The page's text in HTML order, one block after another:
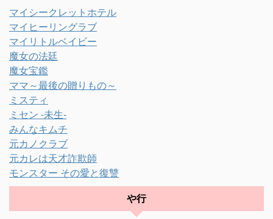
マイシークレットホテル
マイヒーリングラブ
マイリトルベイビー
魔女の法廷
魔女宝鑑
ママ～最後の贈りもの～
ミスティ
ミセン -未生-
みんなキムチ
元カノクラブ
元カレは天才詐欺師
モンスター その愛と復讐
や行